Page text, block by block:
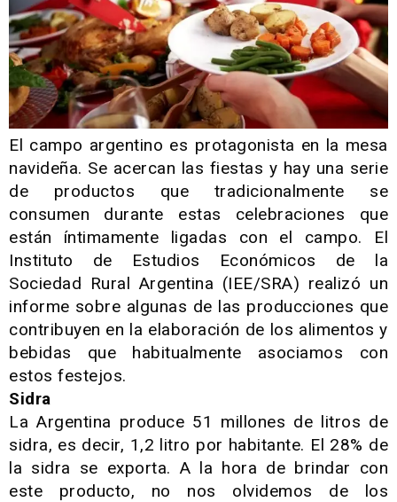
El campo argentino es protagonista en la mesa
navideña. Se acercan las fiestas y hay una serie
de productos que tradicionalmente se
consumen durante estas celebraciones que
están íntimamente ligadas con el campo. El
Instituto de Estudios Económicos de la
Sociedad Rural Argentina (IEE/SRA) realizó un
informe sobre algunas de las producciones que
contribuyen en la elaboración de los alimentos y
bebidas que habitualmente asociamos con
estos festejos.
Sidra
La Argentina produce 51 millones de litros de
sidra, es decir, 1,2 litro por habitante. El 28% de
la sidra se exporta. A la hora de brindar con
este producto, no nos olvidemos de los